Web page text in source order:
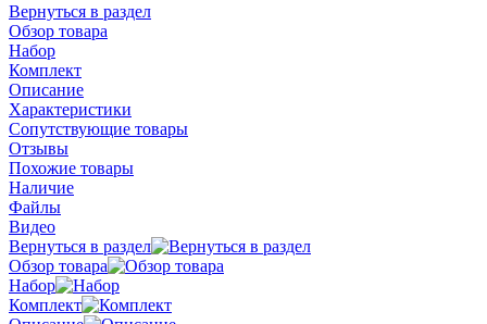
Вернуться в раздел
Обзор товара
Набор
Комплект
Описание
Характеристики
Сопутствующие товары
Отзывы
Похожие товары
Наличие
Файлы
Видео
Вернуться в раздел
Обзор товара
Набор
Комплект